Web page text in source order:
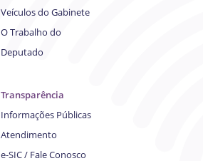
Veículos do Gabinete
O Trabalho do
Deputado
Transparência
Informações Públicas
Atendimento
e-SIC / Fale Conosco